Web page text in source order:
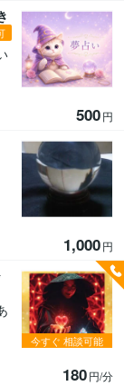
500円
1,000円
180円/分
今すぐ 相談可能